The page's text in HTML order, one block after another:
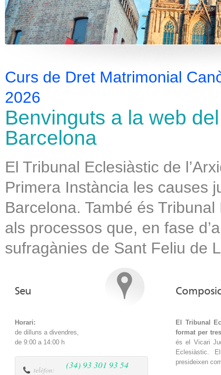
Curs de Dret Matrimonial
2026
Benvinguts a la web
Barcelona
El Tribunal Eclesiàstic de
Primera Instància les causes
Barcelona. També és
als processos que, en fase
sufragànies de Sant Feliu de
Seu
Horari:
de dilluns a divendres,
de 9:00 a 14:00 h
telèfon: (34) 93 301 93 54
El Tribunal
format per
és el Vicari
Eclesiàstic.
presideixen